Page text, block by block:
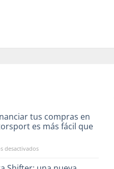
tus compras en
es más fácil que
desactivadosen
financiar